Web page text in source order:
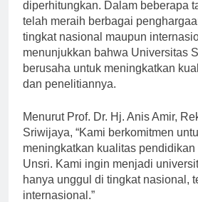
diperhitungkan. Dalam beberapa
telah meraih berbagai
tingkat nasional maupun
menunjukkan bahwa Universitas
berusaha untuk meningkatkan
dan penelitiannya.
Menurut Prof. Dr. Hj. Anis Amir,
Sriwijaya, “Kami berkomitmen
meningkatkan kualitas
Unsri. Kami ingin menjadi
hanya unggul di tingkat nasional,
internasional.”